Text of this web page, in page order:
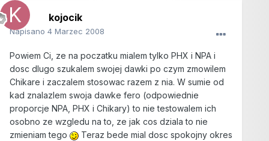
kojocik
Napisano 4 Marzec 2008
Powiem Ci, ze na poczatku mialem tylko PHX i NPA i
dosc dlugo szukalem swojej dawki po czym zmowilem
Chikare i zaczalem stosowac razem z nia. W sumie od
kad znalazlem swoja dawke fero (odpowiednie
proporcje NPA, PHX i Chikary) to nie testowalem ich
osobno ze wzgledu na to, ze jak cos dziala to nie
zmieniam tego
Teraz bede mial dosc spokojny okres